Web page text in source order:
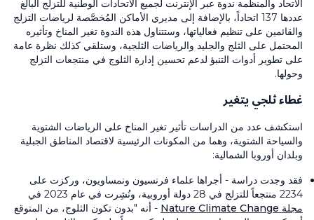
الاتحاد والمنظمة ندوة عبر الإنترنت لجميع الاتحادات الوطنية للتزلج البالغ
عددها 137 اتحاداً، بالإضافة إلى مديري الأماكن المُخصَّصة لرياضات التزلج
والقائمين على تنظيم فعالياتها، وستتناول هذه الندوة تغير المناخ وتأثيره
المحتمل على الثلج والجليد والرياضات الثلجية، وستلقي كذلك نظرة عامة
على تطوير أدوات التنبؤ لدعم تحسين إدارة الثلوج في منتجعات التزلج
وحولها.
غطاء ثلجي يتغير
استكشف عدد من الدراسات تأثير تغير المناخ على الرياضات الشتوية
والسياحة الشتوية، وهما من المكونات الرئيسية لاقتصاد المناطق الجبلية
وبلدان أوروبا الشمالية:
فقد وجدت دراسة - أجراها علماء فرنسيون ونمساويون، وركزت على
2234 منتجعاً للتزلج في 28 دولة أوروبية، ونُشِرت في عام 2023 في
مجلة Nature Climate Change
- أنه "بدون تكون الثلوج، من المتوقع